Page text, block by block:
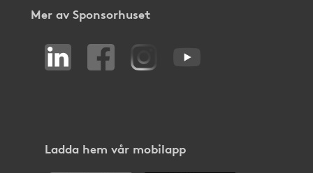
Mer av Sponsorhuset
Ladda hem vår mobilapp